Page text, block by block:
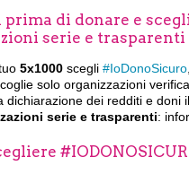
di donare e
serie e trasparenti
5x1000 scegli #IoDonoSicuro
solo organizzazioni
dichiarazione dei redditi e doni
serie e trasparenti: